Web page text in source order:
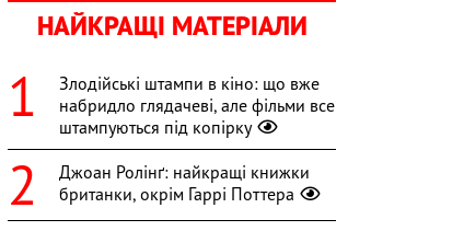
НАЙКРАЩІ МАТЕРІАЛИ
Злодійські штампи в кіно: що вже
набридло глядачеві, але фільми все
штампуються під копірку
Джоан Ролінґ: найкращі книжки
британки, окрім Гаррі Поттера